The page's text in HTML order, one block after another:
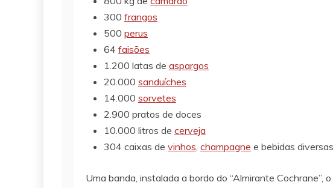
300 frangos
500 perus
64 faisões
1.200 latas de aspargos
20.000 sanduíches
14.000 sorvetes
2.900 pratos de doces
10.000 litros de cerveja
304 caixas de vinhos, champagne e bebidas diversas
Uma banda, instalada a bordo do “Almirante Cochrane”,